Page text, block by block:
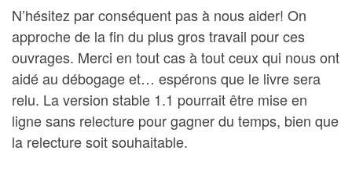
N’hésitez par conséquent pas à nous aider! On
approche de la fin du plus gros travail pour ces
ouvrages. Merci en tout cas à tout ceux qui nous ont
aidé au débogage et… espérons que le livre sera
relu. La version stable 1.1 pourrait être mise en
ligne sans relecture pour gagner du temps, bien que
la relecture soit souhaitable.